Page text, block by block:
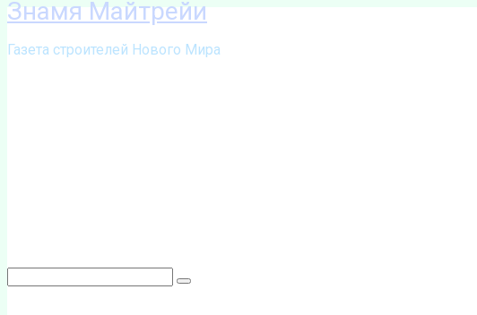
Перейти
к
Знамя Майтрейи
Газета строителей Нового Мира
Поиск: